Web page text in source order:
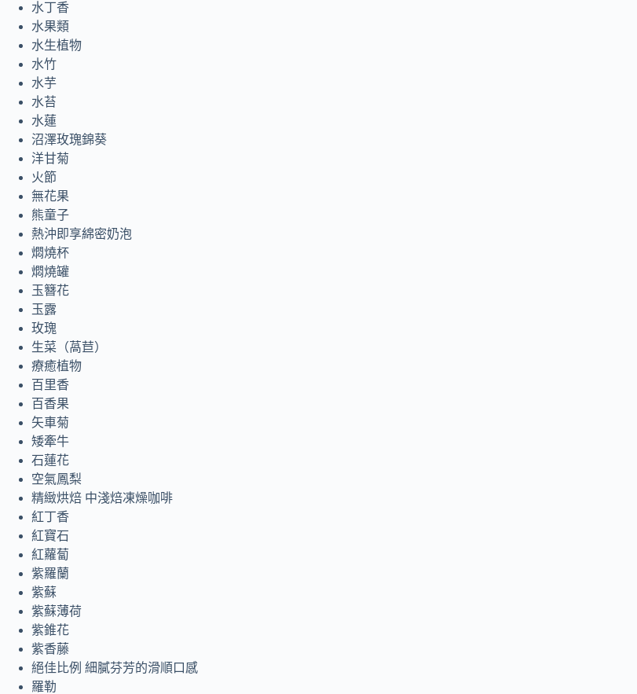
水丁香
水果類
水生植物
水竹
水芋
水苔
水蓮
沼澤玫瑰錦葵
洋甘菊
火節
無花果
熊童子
熱沖即享綿密奶泡
燜燒杯
燜燒罐
玉簪花
玉露
玫瑰
生菜（萵苣）
療癒植物
百里香
百香果
矢車菊
矮牽牛
石蓮花
空氣鳳梨
精緻烘焙 中淺焙凍燥咖啡
紅丁香
紅寶石
紅蘿蔔
紫羅蘭
紫蘇
紫蘇薄荷
紫錐花
紫香藤
絕佳比例 細膩芬芳的滑順口感
羅勒